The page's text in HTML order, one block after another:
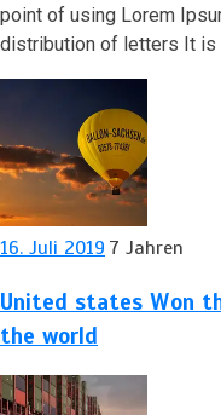
point of using Lorem
distribution of letters It is
16. Juli 2019 7 Jahren
United states Won
the world